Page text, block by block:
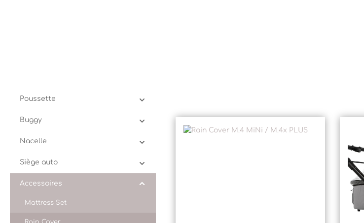
Poussette
Buggy
Nacelle
Siège auto
Accessoires
Mattress Set